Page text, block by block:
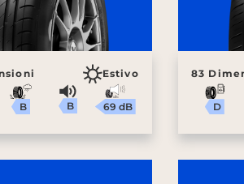
Estivo
B B 69 dB
83
D